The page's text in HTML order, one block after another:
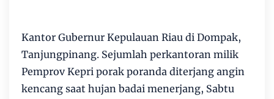
Kantor Gubernur Kepulauan Riau di Dompak,
Tanjungpinang. Sejumlah perkantoran milik
Pemprov Kepri porak poranda diterjang angin
kencang saat hujan badai menerjang, Sabtu